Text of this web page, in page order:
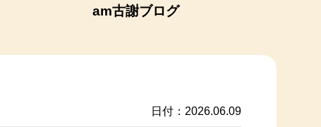
am古謝ブログ
日付：2026.06.09